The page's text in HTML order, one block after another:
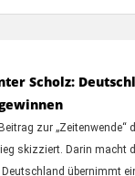
Scholz:
zur „Zeitenwende“
skizziert. Darin macht
übernimmt